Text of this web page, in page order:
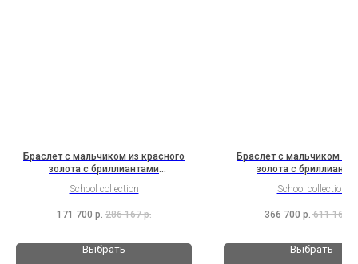
Браслет с мальчиком из красного
золота с бриллиантами
(2HL3B13K2T2b)
School collection
171 700 р. 286 167 р.
Выбрать
Браслет с мальчиком из
золота с
School collection
366 700 р. 611 167
Выбрать